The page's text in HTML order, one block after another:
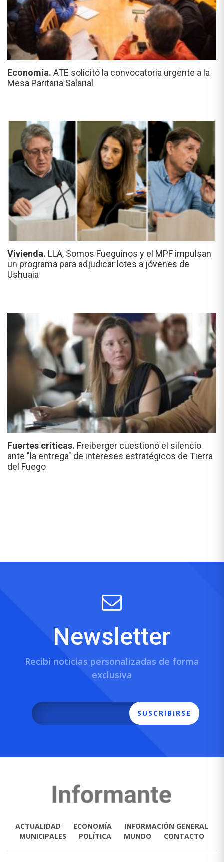
Economía. ATE solicitó la convocatoria urgente a la
Mesa Paritaria Salarial
Vivienda. LLA, Somos Fueguinos y el MPF impulsan
un programa para adjudicar lotes a jóvenes de
Ushuaia
Fuertes críticas. Freiberger cuestionó el silencio
ante "la entrega" de intereses estratégicos de Tierra
del Fuego
Newsletter
Recibí noticias personalizadas de forma
exclusiva
SUSCRIBIRSE
ACTUALIDAD ECONOMÍA
INFORMACIÓN GENERAL
MUNICIPALES
POLÍTICA MUNDO CONTACTO